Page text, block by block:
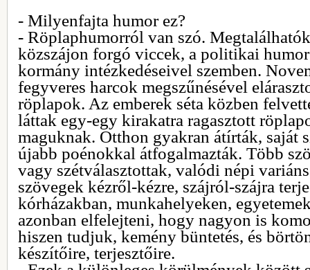
- Milyenfajta humor ez?
- Röplaphumorról van szó.
közszájon forgó viccek, a politikai
kormány intézkedéseivel szemben.
fegyveres harcok megszűnésével
röplapok. Az emberek séta közben
láttak egy-egy kirakatra ragasztott
maguknak. Otthon gyakran átírták, saját
újabb poénokkal átfogalmazták. Több
vagy szétválasztottak, valódi népi
szövegek kézről-kézre, szájról-szájra
kórházakban, munkahelyeken,
azonban elfelejteni, hogy nagyon is
hiszen tudjuk, kemény büntetés, és
készítőire, terjesztőire.